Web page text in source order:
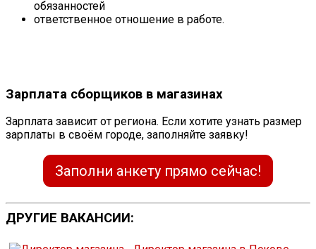
обязанностей
ответственное отношение в работе.
Зарплата сборщиков в магазинах
Зарплата зависит от региона. Если хотите узнать размер
зарплаты в своём городе, заполняйте заявку!
Заполни анкету прямо сейчас!
ДРУГИЕ ВАКАНСИИ: